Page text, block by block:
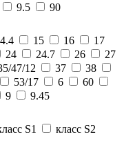
9.5
90
15 16
17
24 24.7 26
27
47/12 37
38
53/17 6
60
9
9.45
S1
класс S2